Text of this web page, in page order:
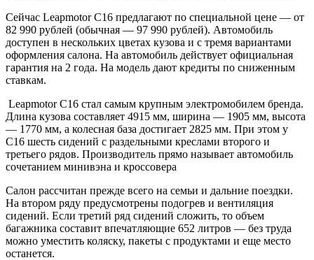
Сейчас Leapmotor C16 предлагают по специальной цене — от
82 990 рублей (обычная — 97 990 рублей). Автомобиль
доступен в нескольких цветах кузова и с тремя вариантами
оформления салона. На автомобиль действует официальная
гарантия на 2 года. На модель дают кредиты по сниженным
ставкам.
Leapmotor C16 стал самым крупным электромобилем бренда.
Длина кузова составляет 4915 мм, ширина — 1905 мм, высота
— 1770 мм, а колесная база достигает 2825 мм. При этом у
C16 шесть сидений с раздельными креслами второго и
третьего рядов. Производитель прямо называет автомобиль
сочетанием минивэна и кроссовера
Салон рассчитан прежде всего на семьи и дальние поездки.
На втором ряду предусмотрены подогрев и вентиляция
сидений. Если третий ряд сидений сложить, то объем
багажника составит впечатляющие 652 литров — без труда
можно уместить коляску, пакеты с продуктами и еще место
останется.